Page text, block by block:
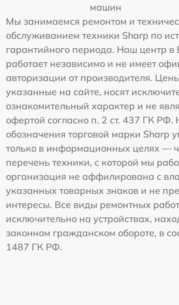
машин
Мы занимаемся ремонтом и
обслуживанием техники Sharp по
гарантийного периода. Наш центр в
работает независимо и не имеет
авторизации от производителя.
указанные на сайте, носят
ознакомительный характер и не
офертой согласно п. 2 ст. 437 ГК РФ.
обозначения торговой марки Sharp
только в информационных целях —
перечень техники, с которой мы
организация не аффилирована с
указанных товарных знаков и не
интересы. Все виды ремонтных
исключительно на устройствах,
законном гражданском обороте, в
1487 ГК РФ.